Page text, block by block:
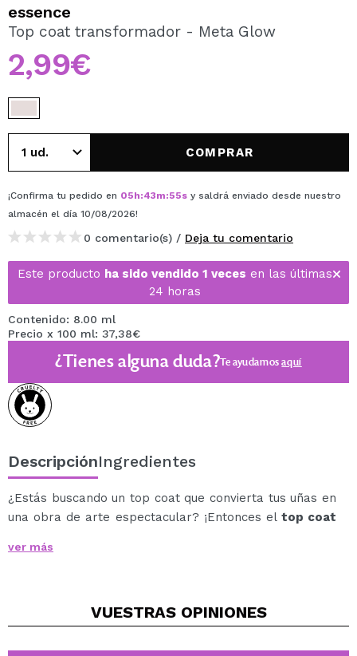
Al crear una cuenta en Maquillalia.com podrás realizar
tus compras rápidamente, revisar el estado de tus
pedidos y consultar tus operaciones anteriores.
essence
Top coat transformador - Meta Glow
2,99€
COMPRAR
¡Confirma tu pedido en 05h:43m:55s y saldrá enviado desde nuestro
almacén el día 10/08/2026!
0 comentario(s) / Deja tu comentario
Este producto ha sido vendido 1 veces en las últimas
24 horas
Contenido: 8.00 ml
Precio x 100 ml: 37,38€
¿Tienes alguna duda?Te ayudamosaquí
DescripciónIngredientes
¿Estás buscando un top coat que convierta tus uñas en
una obra de arte espectacular? ¡Entonces el top coat
Su brillo semitransparente plateado y azul
cualquier estado de ánimo, ocasión o estilo personal:
ver más
VUESTRAS OPINIONES